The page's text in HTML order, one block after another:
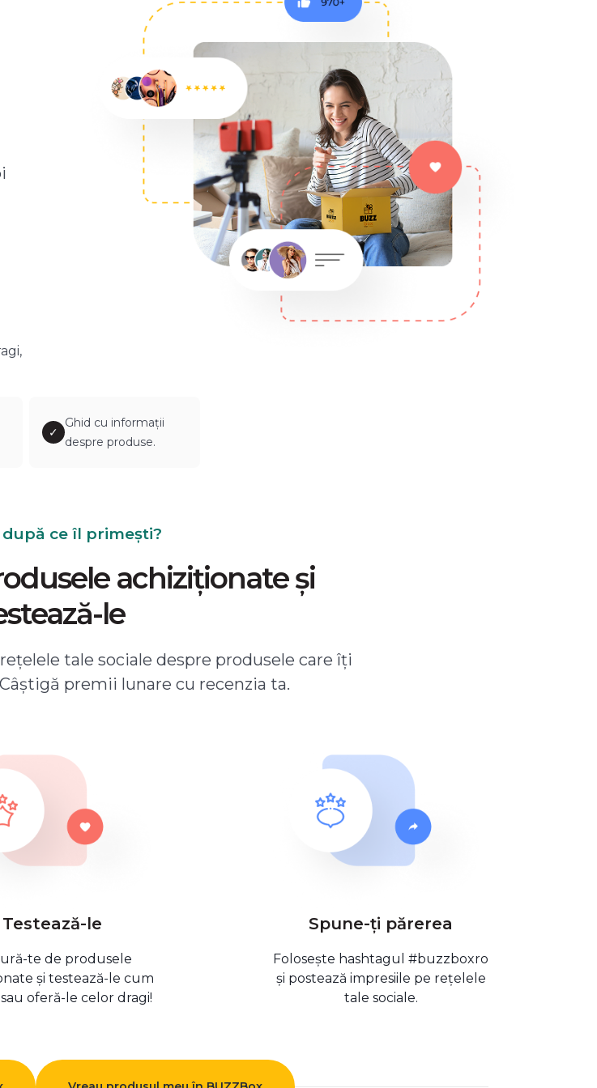
✓
Ghid cu informații
despre produse.
după ce îl primești?
achiziționate și
le
tale sociale despre produsele care îți
premii lunare cu recenzia ta.
Testează-le
te de produsele
și testează-le cum
oferă-le celor dragi!
Spune-ți părerea
Folosește hashtagul #buzzboxro
și postează impresiile pe rețelele
tale sociale.